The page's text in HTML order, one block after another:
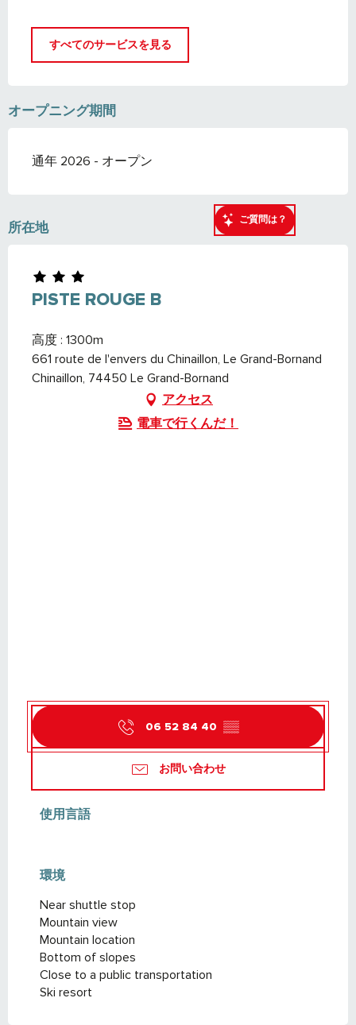
ご質問は？
すべてのサービスを見る
オープニング期間
通年 2026 - オープン
所在地
PISTE ROUGE B
高度 : 1300m
661 route de l'envers du Chinaillon, Le Grand-Bornand
Chinaillon, 74450 Le Grand-Bornand
アクセス
電車で行くんだ！
06 52 84 40 ▒▒
お問い合わせ
使用言語
使用言語
環境
環境
Near shuttle stop
Mountain view
Mountain location
Bottom of slopes
Close to a public transportation
Ski resort